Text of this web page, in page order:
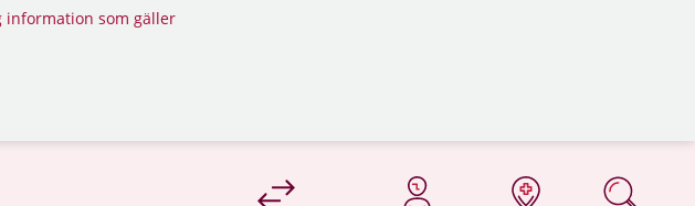
information som gäller
på 1177.se
på 1177.se
på 1177.se
på 1177.se